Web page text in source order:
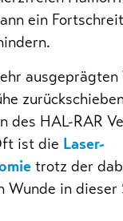
ein
des HAL-RAR
ist die Laser-
trotz der
Wunde in